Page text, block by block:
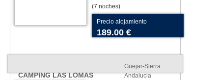
(7 noches)
Precio alojamiento
189.00 €
CAMPING LAS LOMAS
Güejar-Sierra
Andalucia